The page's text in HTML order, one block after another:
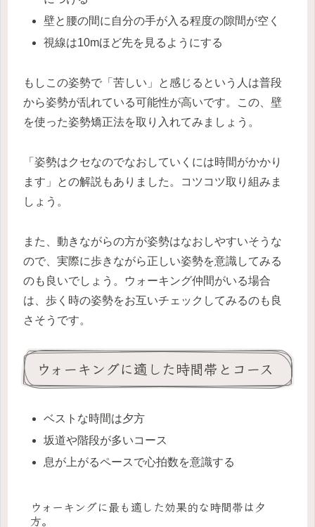
壁と腰の間に自分の手が入る程度の隙間が空く
視線は10mほど先を見るようにする
もしこの姿勢で「苦しい」と感じるという人は普段
から姿勢が乱れている可能性が高いです。この、壁
を使った姿勢矯正法を取り入れてみましょう。
「姿勢はクセなのでなおしていくには時間がかかり
ます」との解説もありました。コツコツ取り組みま
しょう。
また、動きながらの方が姿勢はなおしやすいそうな
ので、実際に歩きながら正しい姿勢を意識してみる
のも良いでしょう。ウォーキング仲間がいる場合
は、歩く時の姿勢をお互いチェックしてみるのも良
さそうです。
ウォーキングに適した時間帯とコース
ベストな時間は夕方
坂道や階段が多いコース
息が上がるペースで心拍数を意識する
ウォーキングに最も適した効果的な時間帯は夕
方。